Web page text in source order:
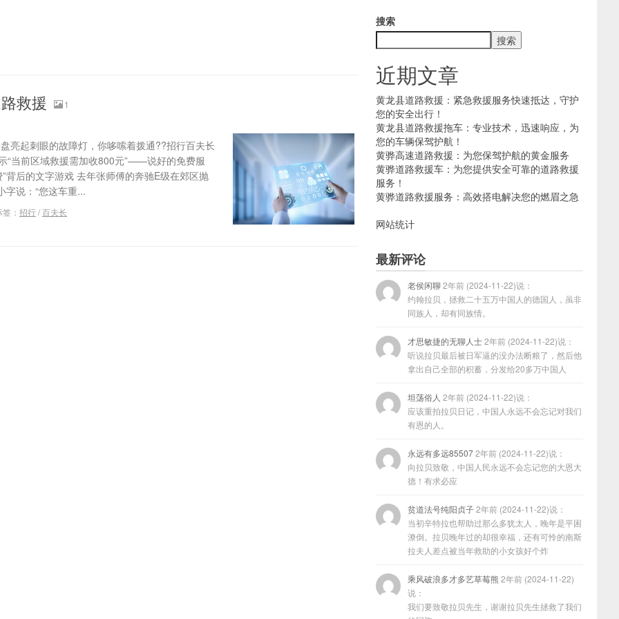
救援
1
亮起刺眼的故障灯，你哆嗦着拨通??招行百夫长
“当前区域救援需加收800元”——说好的免费服
背后的文字游戏 去年张师傅的奔驰E级在郊区抛
字说：“您这车重...
： 招行/百夫长
搜索
搜索
近期文章
黄龙县道路救援：紧急救援服务快速抵达，守护
您的安全出行！
黄龙县道路救援拖车：专业技术，迅速响应，为
您的车辆保驾护航！
黄骅高速道路救援：为您保驾护航的黄金服务
黄骅道路救援车：为您提供安全可靠的道路救援
服务！
黄骅道路救援服务：高效搭电解决您的燃眉之急
网站统计
最新评论
老侯闲聊2年前 (2024-11-22)说：
约翰拉贝，拯救二十五万中国人的德国人，虽非
同族人，却有同族情。
才思敏捷的无聊人士2年前 (2024-11-22)说：
听说拉贝最后被日军逼的没办法断粮了，然后他
拿出自己全部的积蓄，分发给20多万中国人
坦荡俗人 2年前 (2024-11-22)说：
应该重拍拉贝日记，中国人永远不会忘记对我们
有恩的人。
永远有多远855072年前 (2024-11-22)说：
向拉贝致敬，中国人民永远不会忘记您的大恩大
德！有求必应
贫道法号纯阳贞子2年前 (2024-11-22)说：
当初辛特拉也帮助过那么多犹太人，晚年是平困
潦倒。拉贝晚年过的却很幸福，还有可怜的南斯
拉夫人差点被当年救助的小女孩好个炸
乘风破浪多才多艺草莓熊 2年前 (2024-11-22)
说：
我们要致敬拉贝先生，谢谢拉贝先生拯救了我们